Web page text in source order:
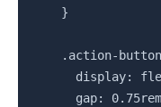
    }
.action-
display:
gap: